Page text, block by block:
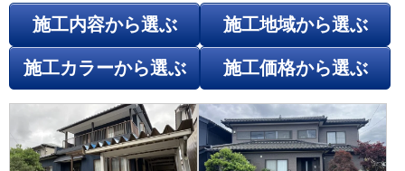
施工内容から選ぶ 施工地域から選ぶ
施工カラーから選ぶ 施工価格から選ぶ